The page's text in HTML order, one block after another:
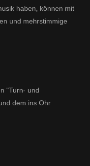
haben, können mit
und mehrstimmige
"Turn- und
dem ins Ohr